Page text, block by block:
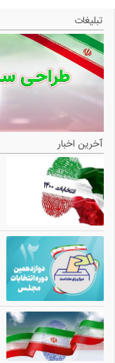
تبلیغات
آخرین اخبار